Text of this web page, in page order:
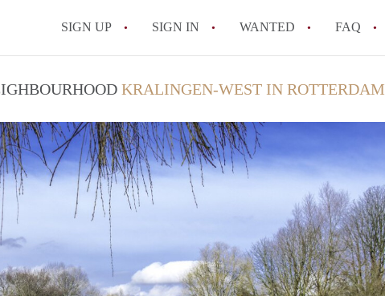
SIGN UP SIGN IN WANTED FAQ
All FAQs
KRALINGEN-WEST IN ROTTERDAM